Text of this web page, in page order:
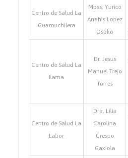
Centro de Salud La
Guamuchilera
Mpss. Yurico
Anahis Lopez
Osako
Centro de Salud La
Ilama
Dr. Jesus
Manuel Trejo
Torres
Centro de Salud La
Labor
Dra. Lilia
Carolina
Crespo
Gaxiola